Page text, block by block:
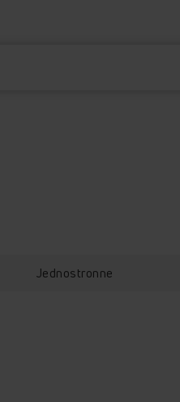
Jednostronne